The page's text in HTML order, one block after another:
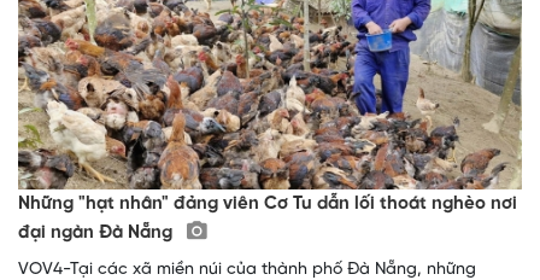
Những "hạt nhân" đảng viên Cơ Tu dẫn lối thoát nghèo nơi
đại ngàn Đà Nẵng
VOV4-Tại các xã miền núi của thành phố Đà Nẵng, những